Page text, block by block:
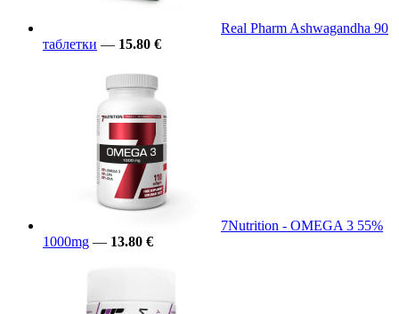
Real Pharm Ashwagandha 90
таблетки — 15.80 €
7Nutrition - OMEGA 3 55%
1000mg — 13.80 €